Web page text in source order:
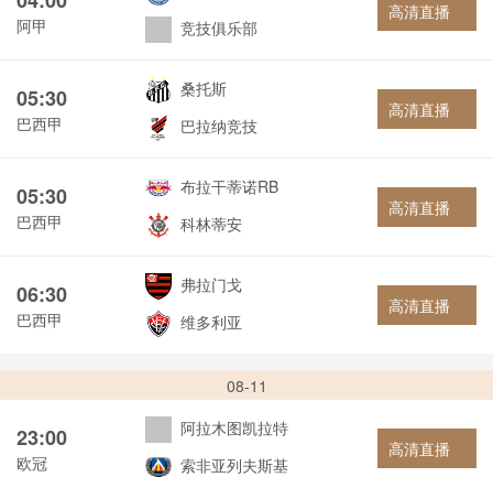
阿甲
竞技俱乐部
高清直播
05:30
巴西甲
桑托斯
巴拉纳竞技
高清直播
05:30
巴西甲
布拉干蒂诺RB
科林蒂安
高清直播
06:30
巴西甲
弗拉门戈
维多利亚
高清直播
08-11
23:00
欧冠
阿拉木图凯拉特
索非亚列夫斯基
高清直播